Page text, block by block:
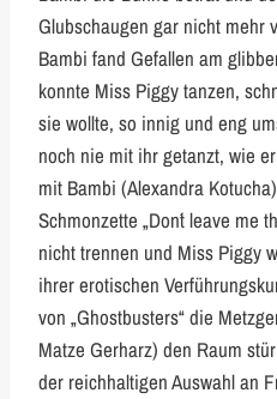
Glubschaugen gar nicht mehr
Bambi fand Gefallen am
konnte Miss Piggy tanzen,
sie wollte, so innig und eng
noch nie mit ihr getanzt, wie
mit Bambi (Alexandra
Schmonzette „Don´t leave me
nicht trennen und Miss Piggy
ihrer erotischen
von „Ghostbusters“ die
Matze Gerharz) den Raum
der reichhaltigen Auswahl an